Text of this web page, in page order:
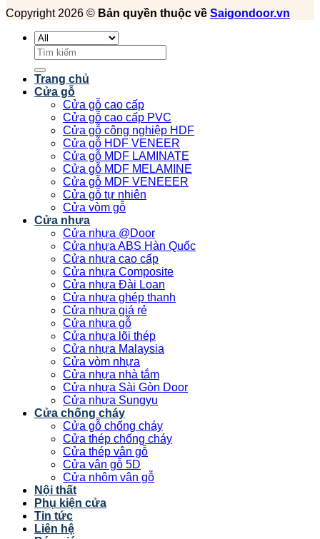
Copyright 2026 © Bản quyền thuộc về Saigondoor.vn
Tìm
kiếm:
Trang chủ
Cửa gỗ
Cửa gỗ cao cấp
Cửa gỗ cao cấp PVC
Cửa gỗ công nghiệp HDF
Cửa gỗ HDF VENEER
Cửa gỗ MDF LAMINATE
Cửa gỗ MDF MELAMINE
Cửa gỗ MDF VENEEER
Cửa gỗ tự nhiên
Cửa vòm gỗ
Cửa nhựa
Cửa nhựa @Door
Cửa nhựa ABS Hàn Quốc
Cửa nhựa cao cấp
Cửa nhựa Composite
Cửa nhựa Đài Loan
Cửa nhựa ghép thanh
Cửa nhựa giá rẻ
Cửa nhựa gỗ
Cửa nhựa lõi thép
Cửa nhựa Malaysia
Cửa vòm nhựa
Cửa nhựa nhà tắm
Cửa nhựa Sài Gòn Door
Cửa nhựa Sungyu
Cửa chống cháy
Cửa gỗ chống cháy
Cửa thép chống cháy
Cửa thép vân gỗ
Cửa vân gỗ 5D
Cửa nhôm vân gỗ
Nội thất
Phụ kiện cửa
Tin tức
Liên hệ